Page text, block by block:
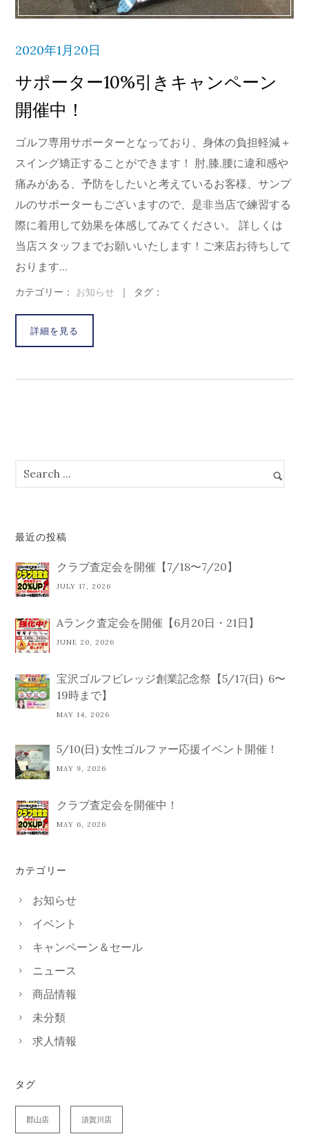
2020年1月20日
サポーター10%引きキャンペーン
開催中！
ゴルフ専用サポーターとなっており、身体の負担軽減＋
スイング矯正することができます！ 肘,膝,腰に違和感や
痛みがある、予防をしたいと考えているお客様、サンプ
ルのサポーターもございますので、是非当店で練習する
際に着用して効果を体感してみてください。 詳しくは
当店スタッフまでお願いいたします！ご来店お待ちして
おります...
カテゴリー： お知らせ ｜ タグ：
詳細を見る
最近の投稿
クラブ査定会を開催【7/18〜7/20】
JULY 17, 2026
Aランク査定会を開催【6月20日・21日】
JUNE 20, 2026
宝沢ゴルフビレッジ創業記念祭【5/17(日) 6〜
19時まで】
MAY 14, 2026
5/10(日) 女性ゴルファー応援イベント開催！
MAY 9, 2026
クラブ査定会を開催中！
MAY 6, 2026
カテゴリー
お知らせ
イベント
キャンペーン＆セール
ニュース
商品情報
未分類
求人情報
タグ
郡山店 須賀川店